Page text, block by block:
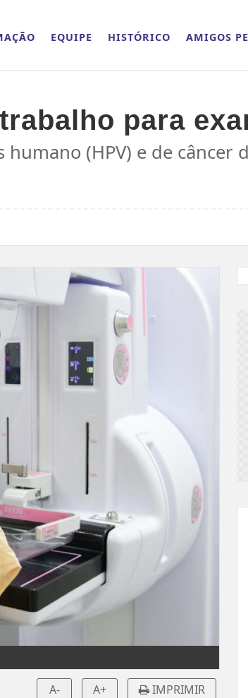
EQUIPE HISTÓRICO AMIGOS
para
(HPV) e de câncer
A- A+ IMPRIMIR